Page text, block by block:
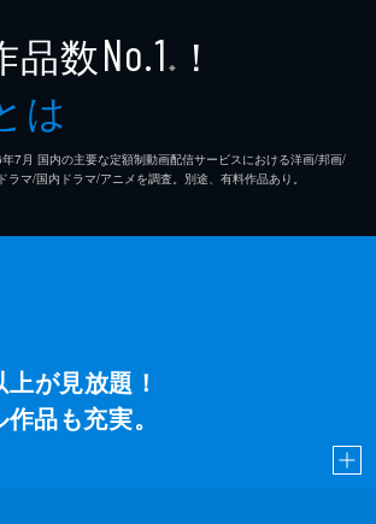
品数No.1 ※ ！
は
7⽉ 国内の主要な定額制動画配信サービスにおける洋画/邦画/
マ/国内ドラマ/アニメを調査。別途、有料作品あり。
上が見放題！
品も充実。